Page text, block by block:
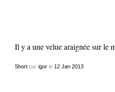
Il y a une velue araignée sur le
Shortpar igorle 12 Jan 2013